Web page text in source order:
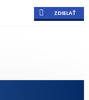
ZDIELAŤ